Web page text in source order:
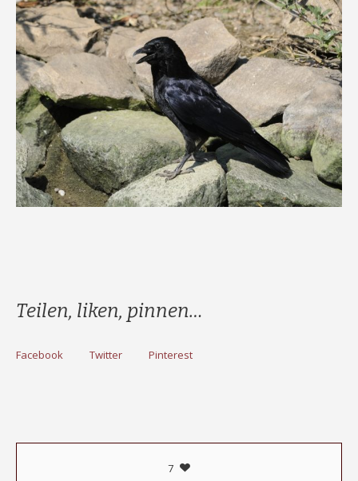
Teilen, liken, pinnen…
Facebook Twitter Pinterest
7